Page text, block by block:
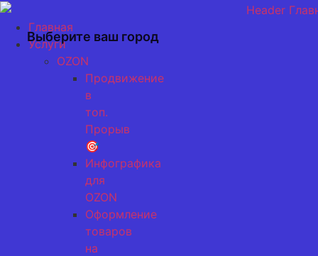
Перейти
содержимому
Главная
Услуги
OZON
Продвижение
в
топ.
Прорыв
🎯
Инфографика
для
OZON
Оформление
товаров
на
Выберите ваш город